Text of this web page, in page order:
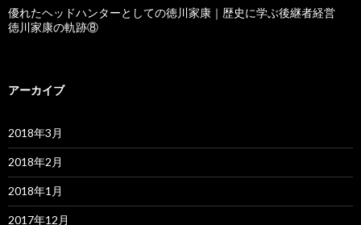
優れたヘッドハンターとしての徳川家康｜歴史に学ぶ後継者経営
徳川家康の軌跡⑧
アーカイブ
2018年3月
2018年2月
2018年1月
2017年12月